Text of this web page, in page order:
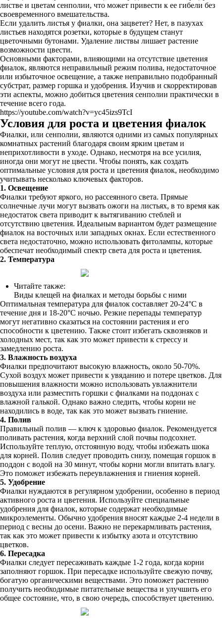
листве и цветам сенполии, что может привести к ее гибели без
своевременного вмешательства.
Если удалить листья у фиалки, она зацветет? Нет, в пазухах
листьев находятся розетки, которые в будущем станут
цветочными бутонами. Удаление листвы лишает растение
возможности цвести.
Основными факторами, влияющими на отсутствие цветения
фиалок, являются неправильный режим полива, недостаточное
или избыточное освещение, а также неправильно подобранный
субстрат, размер горшка и удобрения. Изучив и скорректировав
эти аспекты, можно добиться цветения сенполии практически в
течение всего года.
https://youtube.com/watch?v=yc45izs9TcI
Условия для роста и цветения фиалок
Фиалки, или сенполии, являются одними из самых популярных
комнатных растений благодаря своим ярким цветам и
неприхотливости в уходе. Однако, несмотря на все усилия,
иногда они могут не цвести. Чтобы понять, как создать
оптимальные условия для роста и цветения фиалок, необходимо
учитывать несколько ключевых факторов.
1. Освещение
Фиалки требуют яркого, но рассеянного света. Прямые
солнечные лучи могут вызвать ожоги на листьях, в то время как
недостаток света приводит к вытягиванию стеблей и
отсутствию цветения. Идеальным вариантом будет размещение
фиалок на восточных или западных окнах. Если естественного
света недостаточно, можно использовать фитолампы, которые
обеспечат необходимый спектр света для роста и цветения.
2. Температура
Читайте также:
Виды клещей на фиалках и методы борьбы с ними
Оптимальная температура для фиалок составляет 20-24°C в
течение дня и 18-20°C ночью. Резкие перепады температур
могут негативно сказаться на состоянии растения и его
способности к цветению. Также стоит избегать сквозняков и
холодных мест, так как это может привести к стрессу и
замедлению роста.
3. Влажность воздуха
Фиалки предпочитают высокую влажность, около 50-70%.
Сухой воздух может привести к увяданию и потере цветков. Для
повышения влажности можно использовать увлажнители
воздуха или разместить горшки с фиалками на поддонах с
влажной галькой. Однако важно следить, чтобы корни не
находились в воде, так как это может вызвать гниение.
4. Полив
Правильный полив — ключ к здоровью фиалок. Рекомендуется
поливать растения, когда верхний слой почвы подсохнет.
Используйте теплую, отстоянную воду, чтобы избежать шока
для корней. Полив следует проводить снизу, помещая горшок в
поддон с водой на 30 минут, чтобы корни могли впитать влагу.
Это поможет избежать переувлажнения и гниения корней.
5. Удобрение
Фиалки нуждаются в регулярном удобрении, особенно в период
активного роста и цветения. Используйте специальные
удобрения для фиалок, которые содержат необходимые
микроэлементы. Обычно удобрения вносят каждые 2-4 недели в
период с весны до осени. Важно не перекармливать растения,
так как это может привести к избытку азота и отсутствию
цветков.
6. Пересадка
Фиалки следует пересаживать каждые 1-2 года, когда корни
заполняют горшок. При пересадке используйте свежую почву,
богатую органическими веществами. Это поможет растению
получить необходимые питательные вещества и улучшить его
общее состояние, что, в свою очередь, способствует цветению.